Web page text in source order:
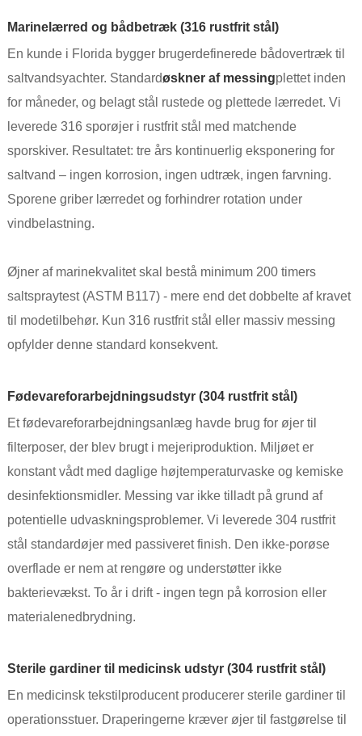
Marinelærred og bådbetræk (316 rustfrit stål)
En kunde i Florida bygger brugerdefinerede bådovertræk til
saltvandsyachter. Standardøskner af messingplettet inden
for måneder, og belagt stål rustede og plettede lærredet. Vi
leverede 316 sporøjer i rustfrit stål med matchende
sporskiver. Resultatet: tre års kontinuerlig eksponering for
saltvand – ingen korrosion, ingen udtræk, ingen farvning.
Sporene griber lærredet og forhindrer rotation under
vindbelastning.
Øjner af marinekvalitet skal bestå minimum 200 timers
saltspraytest (ASTM B117) - mere end det dobbelte af kravet
til modetilbehør. Kun 316 rustfrit stål eller massiv messing
opfylder denne standard konsekvent.
Fødevareforarbejdningsudstyr (304 rustfrit stål)
Et fødevareforarbejdningsanlæg havde brug for øjer til
filterposer, der blev brugt i mejeriproduktion. Miljøet er
konstant vådt med daglige højtemperaturvaske og kemiske
desinfektionsmidler. Messing var ikke tilladt på grund af
potentielle udvaskningsproblemer. Vi leverede 304 rustfrit
stål standardøjer med passiveret finish. Den ikke-porøse
overflade er nem at rengøre og understøtter ikke
bakterievækst. To år i drift - ingen tegn på korrosion eller
materialenedbrydning.
Sterile gardiner til medicinsk udstyr (304 rustfrit stål)
En medicinsk tekstilproducent producerer sterile gardiner til
operationsstuer. Draperingerne kræver øjer til fastgørelse til